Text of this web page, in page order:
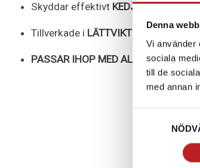
Denna
Vi använder
sociala
till de
med annan
Skyddar effektivt KEDJEHUS OCH
Tillverkade i LÄTTVIKTIG, SMIDD
PASSAR IHOP MED ALLA SKID